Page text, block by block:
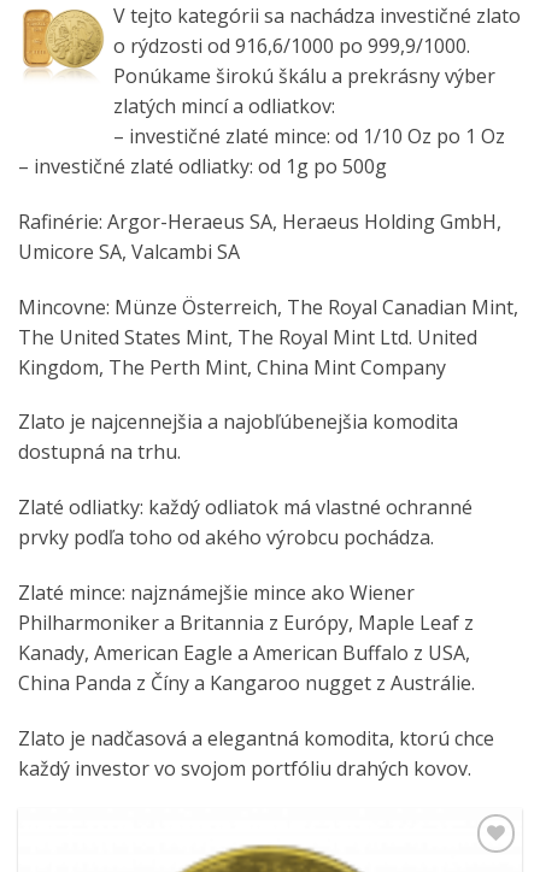
V tejto kategórii sa nachádza investičné zlato
o rýdzosti od 916,6/1000 po 999,9/1000.
Ponúkame širokú škálu a prekrásny výber
zlatých mincí a odliatkov:
– investičné zlaté mince: od 1/10 Oz po 1 Oz
– investičné zlaté odliatky: od 1g po 500g
Rafinérie: Argor-Heraeus SA, Heraeus Holding GmbH,
Umicore SA, Valcambi SA
Mincovne: Münze Österreich, The Royal Canadian Mint,
The United States Mint, The Royal Mint Ltd. United
Kingdom, The Perth Mint, China Mint Company
Zlato je najcennejšia a najobľúbenejšia komodita
dostupná na trhu.
Zlaté odliatky: každý odliatok má vlastné ochranné
prvky podľa toho od akého výrobcu pochádza.
Zlaté mince: najznámejšie mince ako Wiener
Philharmoniker a Britannia z Európy, Maple Leaf z
Kanady, American Eagle a American Buffalo z USA,
China Panda z Číny a Kangaroo nugget z Austrálie.
Zlato je nadčasová a elegantná komodita, ktorú chce
každý investor vo svojom portfóliu drahých kovov.